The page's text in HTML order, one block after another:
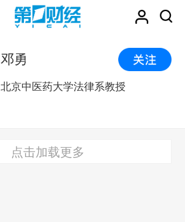
邓勇
北京中医药大学法律系教授
点击加载更多